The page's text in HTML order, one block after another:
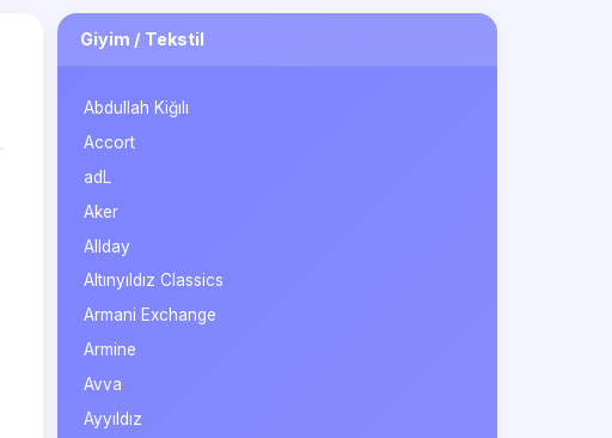
Giyim / Tekstil
Abdullah Kiğılı
Accort
adL
Aker
Allday
Altınyıldız Classics
Armani Exchange
Armine
Avva
Ayyıldız